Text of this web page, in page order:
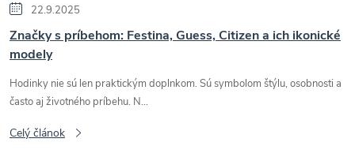
22.9.2025
Značky s príbehom: Festina, Guess, Citizen a ich ikonické
modely
Hodinky nie sú len praktickým doplnkom. Sú symbolom štýlu, osobnosti a
často aj životného príbehu. N...
Celý článok